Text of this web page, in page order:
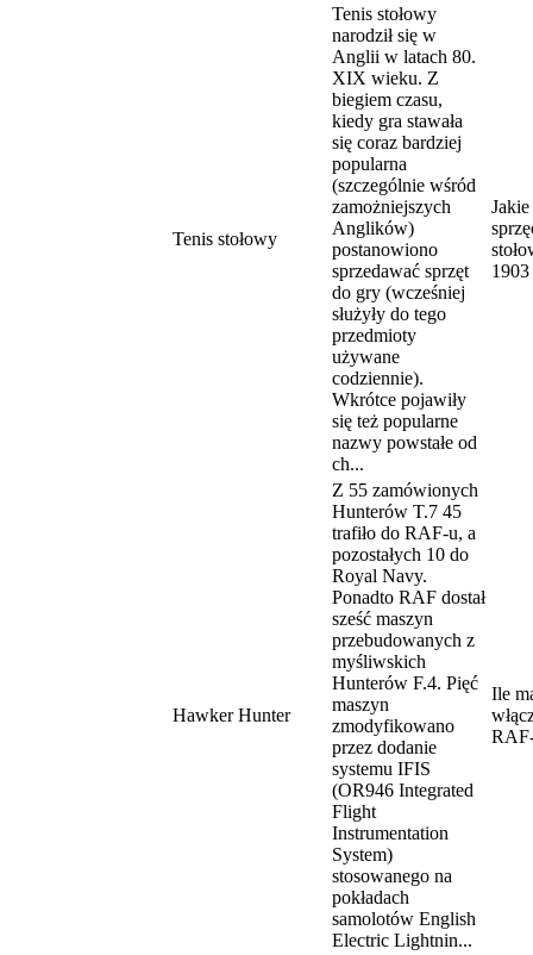
Tenis stołowy
Tenis stołowy
narodził się w
Anglii w latach 80.
XIX wieku. Z
biegiem czasu,
kiedy gra stawała
się coraz bardziej
popularna
(szczególnie wśród
zamożniejszych
Anglików)
postanowiono
sprzedawać sprzęt
do gry (wcześniej
służyły do tego
przedmioty
używane
codziennie).
Wkrótce pojawiły
się też popularne
nazwy powstałe od
ch...
Hawker Hunter
Z 55 zamówionych
Hunterów T.7 45
trafiło do RAF-u, a
pozostałych 10 do
Royal Navy.
Ponadto RAF dostał
sześć maszyn
przebudowanych z
myśliwskich
Hunterów F.4. Pięć
maszyn
zmodyfikowano
przez dodanie
systemu IFIS
(OR946 Integrated
Flight
Instrumentation
System)
stosowanego na
pokładach
samolotów English
Electric Lightnin...
Ile